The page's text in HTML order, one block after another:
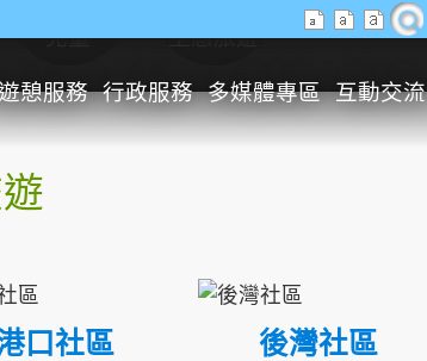
憩服務 行政服務 多媒體專區 互動交流
兒童 生態旅遊
口社區 後灣社區